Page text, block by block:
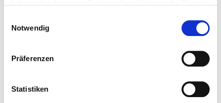
Notwendig
Präferenzen
Statistiken